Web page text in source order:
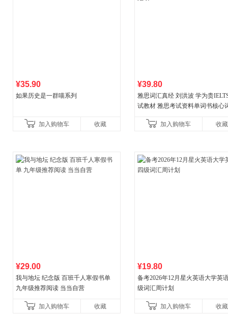
¥35.90
如果历史是一群喵系列
加入购物车 收藏
¥39.80
雅思词汇真经 刘洪波 学为贵
试教材 雅思考试资料单词书核心
加入购物车
收藏
¥29.00
我与地坛 纪念版 百班千人寒假书单
九年级推荐阅读 当当自营
加入购物车 收藏
¥19.80
备考2026年12月星火英语大学英
级词汇周计划
加入购物车 收藏